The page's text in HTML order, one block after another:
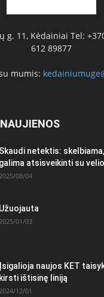
g. 11, Kėdainiai Tel:
612 89877
mumis:
Skaudi netektis:
galima atsisveikinti su
08/04
Užuojauta
01/03
Įsigalioja naujos KET
kirsti ištisinę liniją
12/01